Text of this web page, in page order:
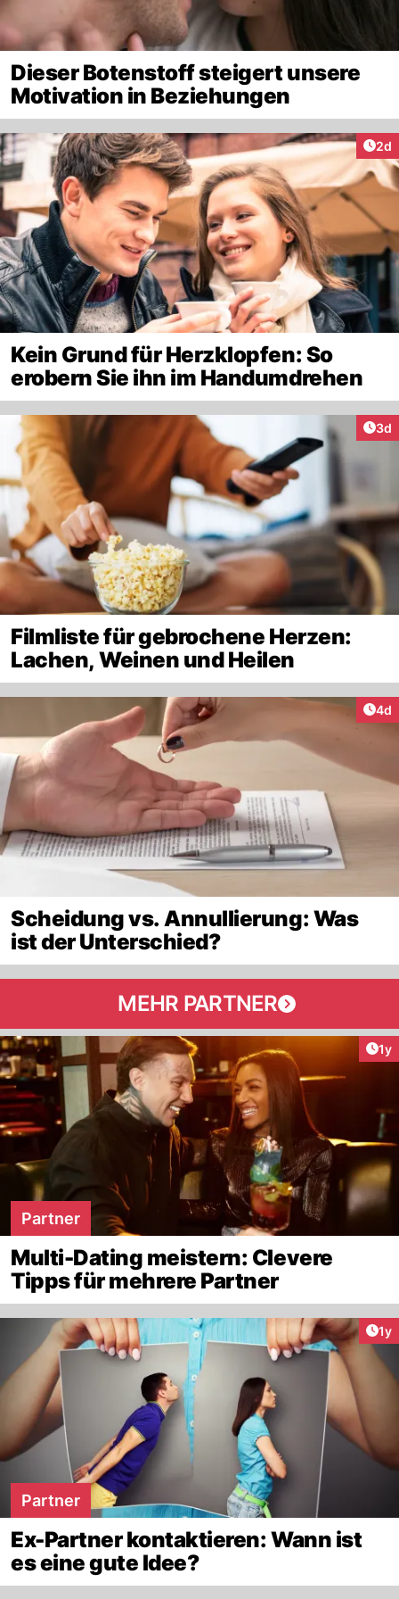
Dieser Botenstoff steigert unsere
Motivation in Beziehungen
2d
Kein Grund für Herzklopfen: So
erobern Sie ihn im Handumdrehen
3d
Filmliste für gebrochene Herzen:
Lachen, Weinen und Heilen
4d
Scheidung vs. Annullierung: Was
ist der Unterschied?
MEHR PARTNER
1y
Partner
Multi-Dating meistern: Clevere
Tipps für mehrere Partner
1y
Partner
Ex-Partner kontaktieren: Wann ist
es eine gute Idee?